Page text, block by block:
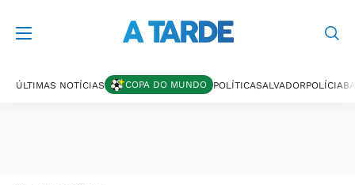
ÚLTIMAS NOTÍCIAS COPA DO MUNDO POLÍTICASALVADORPOLÍCIA